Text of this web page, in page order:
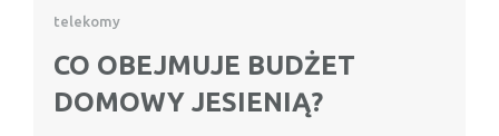
telekomy
CO OBEJMUJE BUDŻET
DOMOWY JESIENIĄ?